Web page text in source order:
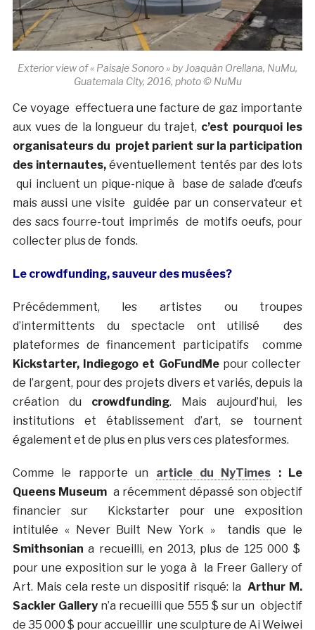
Exterior view of « Paisaje Sonoro » by Joaquà­n Orellana, NuMu,
Guatemala City, 2016, photo © NuMu
Ce voyage effectuera une facture de gaz importante
aux vues de la longueur du trajet, c’est pourquoi les
organisateurs du projet parient sur la participation
des internautes, éventuellement tentés par des lots
qui incluent un pique-nique à base de salade d’œufs
mais aussi une visite guidée par un conservateur et
des sacs fourre-tout imprimés de motifs oeufs, pour
collecter plus de fonds.
Le crowdfunding, sauveur des musées?
Précédemment, les artistes ou troupes
d’intermittents du spectacle ont utilisé des
plateformes de financement participatifs comme
Kickstarter, Indiegogo et GoFundMepour collecter
de l’argent, pour des projets divers et variés, depuis la
création du crowdfunding.
Mais aujourd’hui, les
institutions et établissement d’art, se tournent
également et de plus en plus vers ces platesformes.
Comme le rapporte un article du NyTimes : Le
Queens Museum a récemment dépassé son objectif
financier sur Kickstarter pour une exposition
intitulée « Never Built New York »tandis que le
Smithsonian a recueilli, en 2013, plus de 125 000 $
pour une exposition sur le yoga à la Freer Gallery of
Art. Mais cela reste un dispositif risqué: laArthur M.
Sackler Gallery n’a recueilli que 555 $ sur un objectif
de 35 000 $ pour accueillir une sculpture de Ai Weiwei